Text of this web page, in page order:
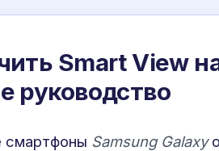
Smart View
руководство
смартфоны Samsung Galaxy